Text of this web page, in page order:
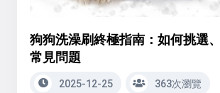
狗狗洗澡刷終極指南：如何挑選
常見問題
2025-12-25 363次瀏覽